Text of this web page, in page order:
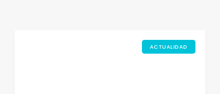
ACTUALIDAD